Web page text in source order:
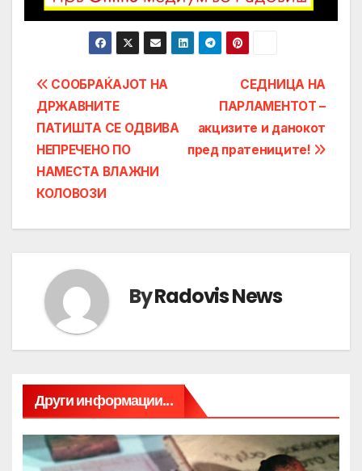
Post
navigation
СЕДНИЦА НА
ПАРЛАМЕНТОТ –
акцизите и данокот
пред пратениците!
СООБРАЌАЈОТ НА
ДРЖАВНИТЕ
ПАТИШТА СЕ ОДВИВА
НЕПРЕЧЕНО ПО
НАМЕСТА ВЛАЖНИ
КОЛОВОЗИ
ByRadovis News
Други информации...